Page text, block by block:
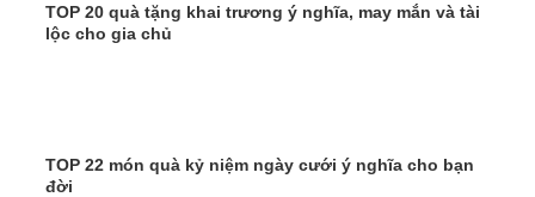
TOP 20 quà tặng khai trương ý nghĩa, may mắn và tài
lộc cho gia chủ
TOP 22 món quà kỷ niệm ngày cưới ý nghĩa cho bạn
đời